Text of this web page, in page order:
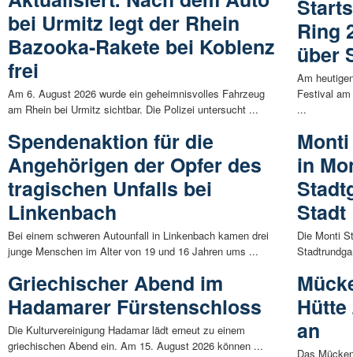
bei Urmitz legt der Rhein
Bazooka-Rakete bei Koblenz
frei
Am 6. August 2026 wurde ein geheimnisvolles Fahrzeug
am Rhein bei Urmitz sichtbar. Die Polizei untersucht ...
Spendenaktion für die
Angehörigen der Opfer des
tragischen Unfalls bei
Linkenbach
Bei einem schweren Autounfall in Linkenbach kamen drei
junge Menschen im Alter von 19 und 16 Jahren ums ...
Griechischer Abend im
Hadamarer Fürstenschloss
Die Kulturvereinigung Hadamar lädt erneut zu einem
griechischen Abend ein. Am 15. August 2026 können ...
Ring
über
Am
Festival
...
in
Stadt
Die Monti
an
Das